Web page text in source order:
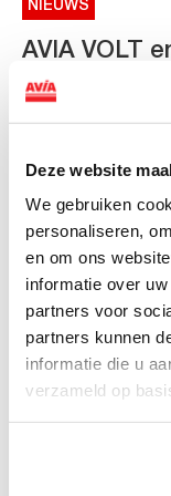
Deze website
We gebruiken
personaliseren,
en om ons
informatie over
partners voor
partners kunnen
informatie die u
verzameld op
NIEUWS
AVIA VOLT
landelijke
van DC-
Lees verder